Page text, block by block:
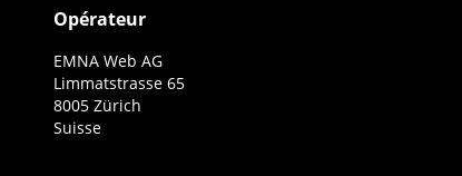
Opérateur
EMNA Web AG
Limmatstrasse 65
8005 Zürich
Suisse